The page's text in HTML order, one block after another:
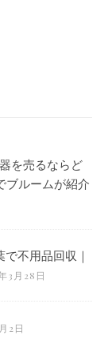
を売るならど
ブルームが紹介
不用品回収｜
3月28日
2日